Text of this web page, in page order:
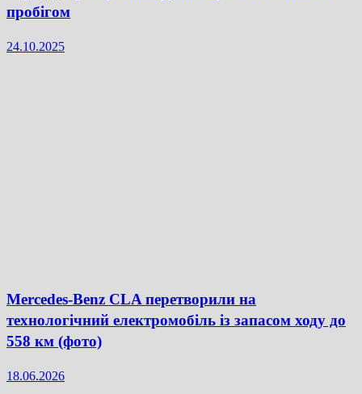
пробігом
24.10.2025
Mercedes-Benz CLA перетворили на
технологічний електромобіль із запасом ходу до
558 км (фото)
18.06.2026